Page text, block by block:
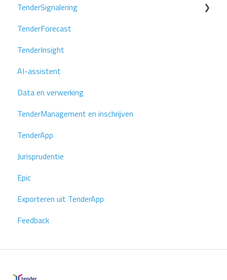
Stap 3: Volg je concurrenten
Stap 4: Forecasten
Inloggen
TenderSignalering
Zoekprofielen
TenderForecast
TenderInsight
AI-assistent
Data en verwerking
TenderManagement en inschrijven
TenderApp
Jurisprudentie
Epic
Exporteren uit TenderApp
Feedback